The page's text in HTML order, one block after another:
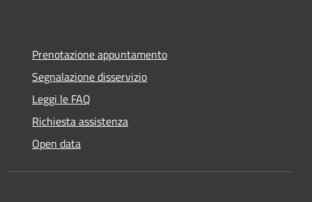
Prenotazione appuntamento
Segnalazione disservizio
Leggi le FAQ
Richiesta assistenza
Open data